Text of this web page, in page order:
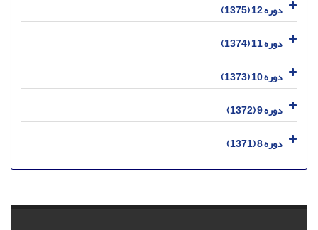
دوره 12 (1375)
دوره 11 (1374)
دوره 10 (1373)
دوره 9 (1372)
دوره 8 (1371)